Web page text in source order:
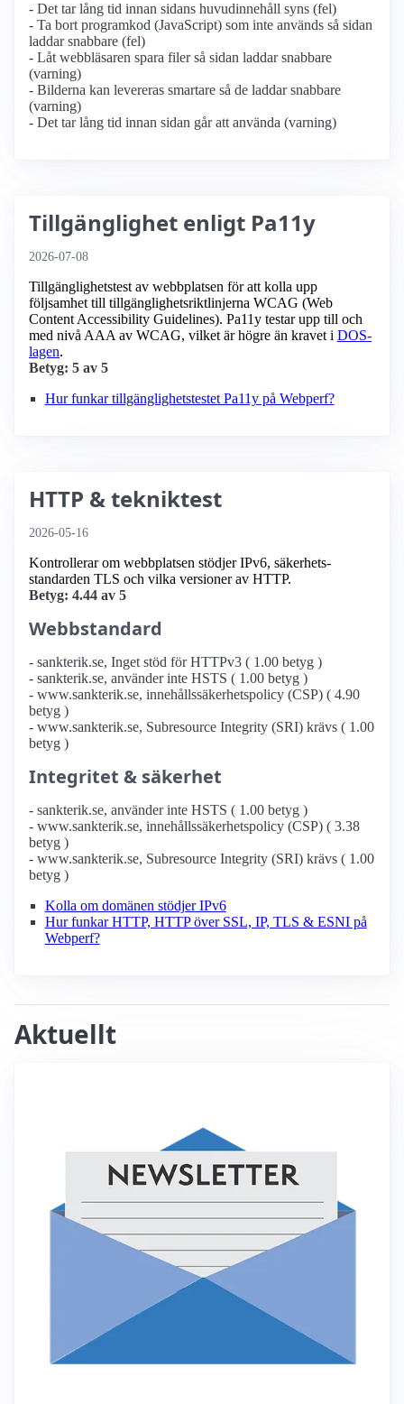
- Det tar lång tid innan sidans huvudinnehåll syns (fel)
- Ta bort programkod (JavaScript) som inte används så sidan
laddar snabbare (fel)
- Låt webbläsaren spara filer så sidan laddar snabbare
(varning)
- Bilderna kan levereras smartare så de laddar snabbare
(varning)
- Det tar lång tid innan sidan går att använda (varning)
Tillgänglighet enligt Pa11y
2026-07-08
Tillgänglighetstest av webbplatsen för att kolla upp
följsamhet till tillgänglighets­riktlinjerna WCAG (Web
Content Accessibility Guidelines). Pa11y testar upp till och
med nivå AAA av WCAG, vilket är högre än kravet i DOS-
lagen.
Betyg: 5 av 5
Hur funkar tillgänglighetstestet Pa11y på Webperf?
HTTP & tekniktest
2026-05-16
Kontrollerar om webbplatsen stödjer IPv6, säkerhets­
standarden TLS och vilka versioner av HTTP.
Betyg: 4.44 av 5
Webbstandard
- sankterik.se, Inget stöd för HTTPv3 ( 1.00 betyg )
- sankterik.se, använder inte HSTS ( 1.00 betyg )
- www.sankterik.se, innehållssäkerhetspolicy (CSP) ( 4.90
betyg )
- www.sankterik.se, Subresource Integrity (SRI) krävs ( 1.00
betyg )
Integritet & säkerhet
- sankterik.se, använder inte HSTS ( 1.00 betyg )
- www.sankterik.se, innehållssäkerhetspolicy (CSP) ( 3.38
betyg )
- www.sankterik.se, Subresource Integrity (SRI) krävs ( 1.00
betyg )
Kolla om domänen stödjer IPv6
Hur funkar HTTP, HTTP över SSL, IP, TLS & ESNI på
Webperf?
Aktuellt